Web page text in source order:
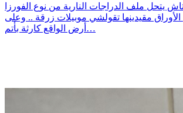
يتحل ملف الدراجات النارية من نوع الفورزا
مقيدينها تقولشي موبيلات زرقة .. وعلى
أرض الواقع كارثة بأتم…